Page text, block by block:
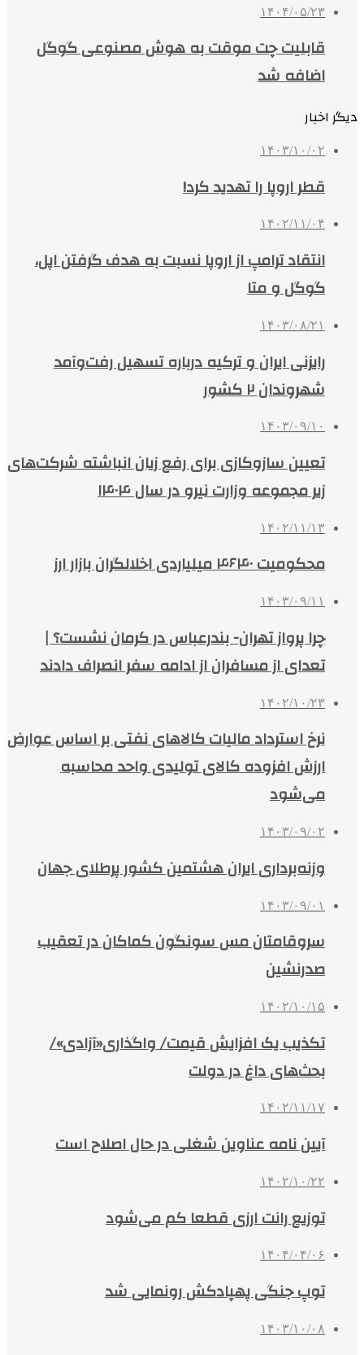
۱۴۰۴/۰۵/۲۳
قابلیت چت موقت به هوش مصنوعی گوگل
اضافه شد
دیگر اخبار
۱۴۰۳/۱۰/۰۲
قطر اروپا را تهدید کرد!
۱۴۰۲/۱۱/۰۴
انتقاد ترامپ از اروپا نسبت به هدف گرفتن اپل،
گوگل و متا
۱۴۰۳/۰۸/۲۱
رایزنی ایران و ترکیه درباره تسهیل رفت‌وآمد
شهروندان ۲ کشور
۱۴۰۳/۰۹/۱۰
تعیین سازوکازی برای رفع زیان انباشته شرکت‌های
زیر مجموعه وزارت نیرو در سال ۱۴۰۴
۱۴۰۲/۱۱/۱۳
محکومیت ۴۶۴۰ میلیاردی اخلالگران بازار ارز
۱۴۰۳/۰۹/۱۱
چرا پرواز تهران- بندرعباس در کرمان نشست؟ |
تعدای از مسافران از ادامه سفر انصراف دادند
۱۴۰۲/۱۰/۲۳
نرخ استرداد مالیات کالاهای نفتی بر اساس عوارض
ارزش افزوده کالای تولیدی واحد محاسبه
می‌شود
۱۴۰۳/۰۹/۰۲
وزنه‌برداری ایران هشتمین کشور پرطلای جهان
۱۴۰۳/۰۹/۰۱
سروقامتان مس سونگون کماکان در تعقیب
صدرنشین
۱۴۰۲/۱۰/۱۵
تکذیب یک افزایش قیمت/ واگذاری«آزادی»/
بحث‌های داغ در دولت
۱۴۰۲/۱۱/۱۷
آیین نامه عناوین شغلی در حال اصلاح است
۱۴۰۲/۱۰/۲۲
توزیع رانت ارزی قطعا کم می‌شود
۱۴۰۴/۰۴/۰۶
توپ جنگی پهپادکش رونمایی شد
۱۴۰۳/۱۰/۰۸